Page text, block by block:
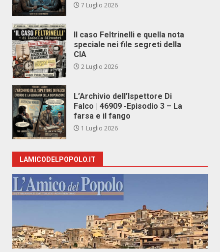
7 Luglio 2026
Il caso Feltrinelli e quella nota
speciale nei file segreti della
CIA
2 Luglio 2026
L’Archivio dell’Ispettore Di
Falco | 46909 -Episodio 3 – La
farsa e il fango
1 Luglio 2026
LAMICODELPOPOLO.IT